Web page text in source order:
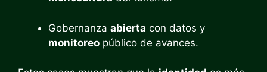
Gobernanza abierta con datos y
monitoreo público de avances.